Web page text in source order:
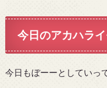
今日のアカハラ
今日もぼーーとしていっ